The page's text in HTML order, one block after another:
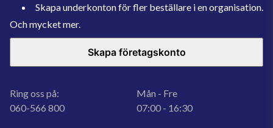
Skapa underkonton för fler beställare i en organisation.
Och mycket mer.
Skapa företagskonto
Ring oss på:
060-566 800
Mån - Fre
07:00 - 16:30